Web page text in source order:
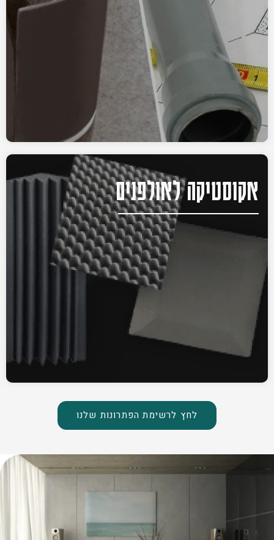
אקוסטיקה לאולפנים
לחץ לרשימת הפתרונות שלנו